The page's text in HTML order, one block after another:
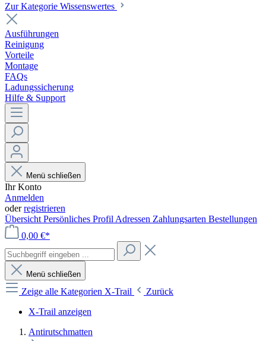
Zur Kategorie Wissenswertes
Ausführungen
Reinigung
Vorteile
Montage
FAQs
Ladungssicherung
Hilfe & Support
Menü schließen
Ihr Konto
Anmelden
oderregistrieren
Übersicht Persönliches Profil Adressen Zahlungsarten Bestellungen
0,00 €*
Menü schließen
Zeige alle Kategorien X-Trail
Zurück
X-Trail anzeigen
Antirutschmatten